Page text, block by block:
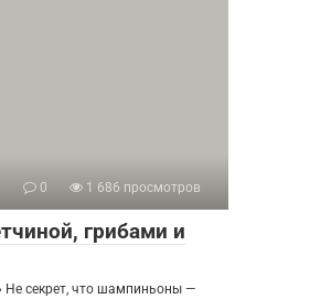
0 1 686 просмотров
грибами и
Не секрет, что шампиньоны —